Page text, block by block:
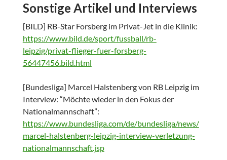
Sonstige Artikel und Interviews
[BILD] RB-Star Forsberg im Privat-Jet in die Klinik:
https://www.bild.de/sport/fussball/rb-
leipzig/privat-flieger-fuer-forsberg-
56447456.bild.html
[Bundesliga] Marcel Halstenberg von RB Leipzig im
Interview: “Möchte wieder in den Fokus der
Nationalmannschaft”:
https://www.bundesliga.com/de/bundesliga/news/
marcel-halstenberg-leipzig-interview-verletzung-
nationalmannschaft.jsp